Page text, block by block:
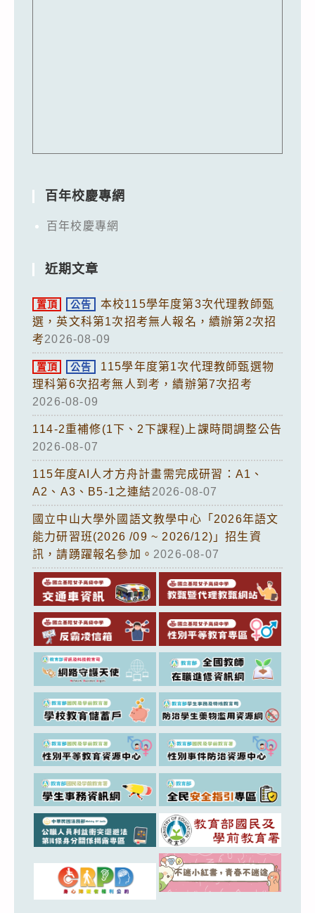
百年校慶專網
百年校慶專網
近期文章
置頂 公告
本校115學年度第3次代理教師甄
選，英文科第1次招考無人報名，續辦第2次招
考2026-08-09
置頂 公告
115學年度第1次代理教師甄選物
理科第6次招考無人到考，續辦第7次招考
2026-08-09
114-2重補修(1下、2下課程)上課時間調整公告
2026-08-07
115年度AI人才方舟計畫需完成研習：A1、
A2、A3、B5-1之連結2026-08-07
國立中山大學外國語文教學中心「2026年語文
能力研習班(2026 /09 ~ 2026/12)」招生資
訊，請踴躍報名參加。 2026-08-07